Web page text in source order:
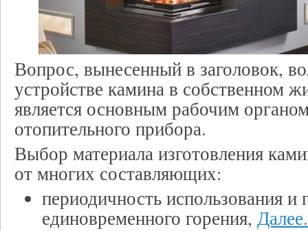
Вопрос, вынесенный в заголовок,
устройстве камина в собственном
является основным рабочим
отопительного прибора.
Выбор материала изготовления
от многих составляющих:
периодичность использования и
единовременного горения,